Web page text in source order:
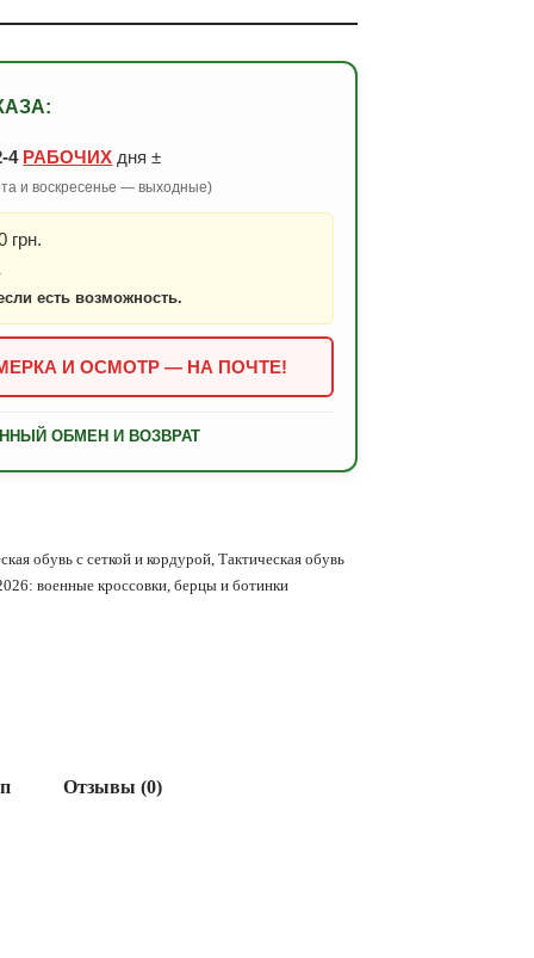
4 РАБОЧИХ дня ±
и воскресенье — выходные)
грн.
есть возможность.
И ОСМОТР — НА ПОЧТЕ!
ОБМЕН И ВОЗВРАТ
обувь с сеткой и кордурой,Тактическая обувь
военные кроссовки, берцы и ботинки
Отзывы (0)